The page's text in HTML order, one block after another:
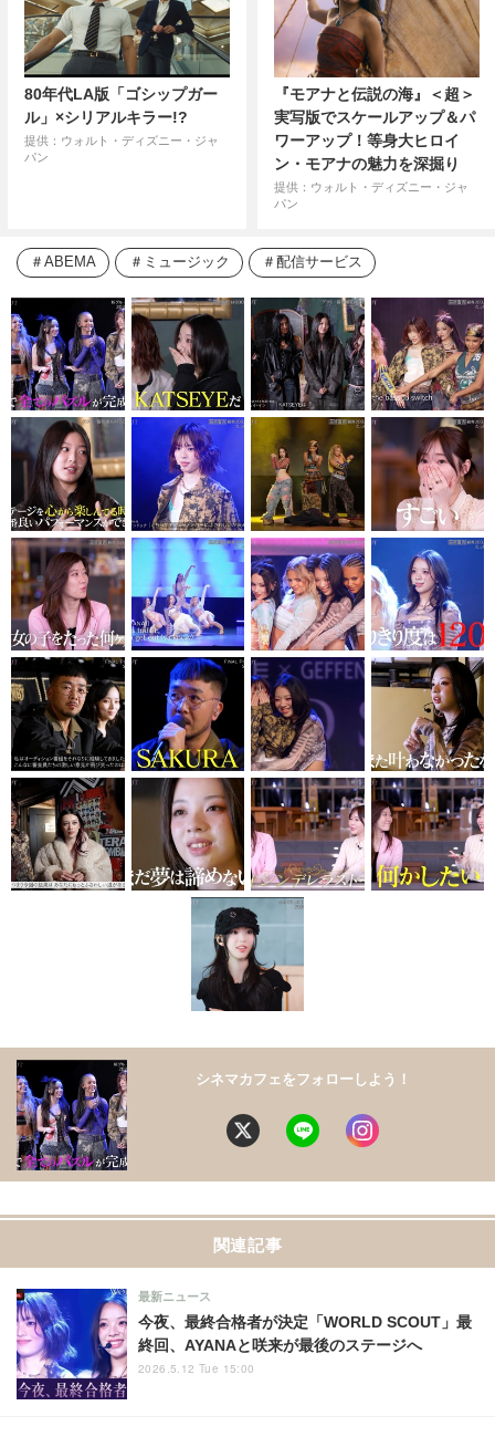
80年代LA版「ゴシップガー
ル」×シリアルキラー!?
提供：ウォルト・ディズニー・ジャ
パン
『モアナと伝説の海』＜超＞
実写版でスケールアップ＆パ
ワーアップ！等身大ヒロイ
ン・モアナの魅力を深掘り
提供：ウォルト・ディズニー・ジャ
パン
ABEMA ミュージック 配信サービス
シネマカフェをフォローしよう！
関連記事
今夜、最終合格者が決定「WORLD SCOUT」最
終回、AYANAと咲来が最後のステージへ
最新ニュース
2026.5.12 Tue 15:00